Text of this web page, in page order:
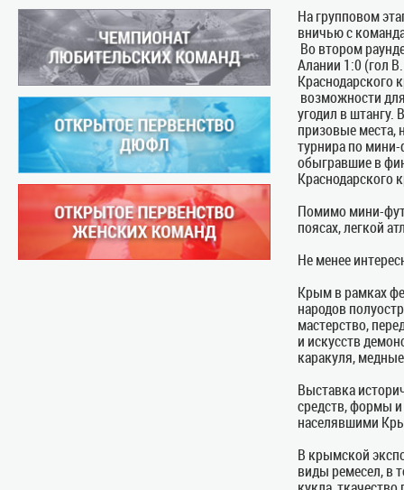
На групповом
вничью с
Во втором
Алании 1:0 (гол
Краснодарского
возможности
угодил в штангу.
призовые места,
турнира по мини-
обыгравшие в
Помимо мини-
поясах, легкой
Не менее
Крым в рамках
народов
мастерство,
и искусств
каракуля,
Выставка
средств, формы и
населявшими
В крымской
виды ремесел, в